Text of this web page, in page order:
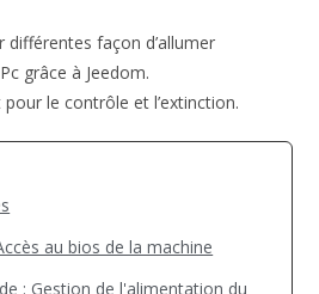
façon d’allumer
grâce à Jeedom.
le contrôle et l’extinction.
au bios de la machine
: Gestion de l'alimentation du